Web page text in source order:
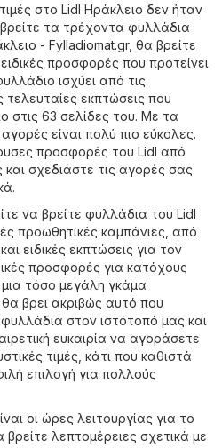
στο Lidl Ηράκλειο δεν ήταν
τα τρέχοντα φυλλάδια
- Fylladiomat.gr, θα βρείτε
προσφορές που προτείνει
ισχύει από τις
εκπτώσεις που
στις 63 σελίδες του. Με τα
είναι πολύ πιο εύκολες.
προσφορές του Lidl από
σχεδιάστε τις αγορές σας
να βρείτε φυλλάδια του Lidl
προωθητικές καμπάνιες, από
ειδικές εκπτώσεις για τον
προσφορές για κατόχους
τόσο μεγάλη γκάμα
βρει ακριβώς αυτό που
στον ιστότοπό μας και
ευκαιρία να αγοράσετε
τιμές, κάτι που καθιστά
επιλογή για πολλούς
οι ώρες λειτουργίας για το
λεπτομέρειες σχετικά με